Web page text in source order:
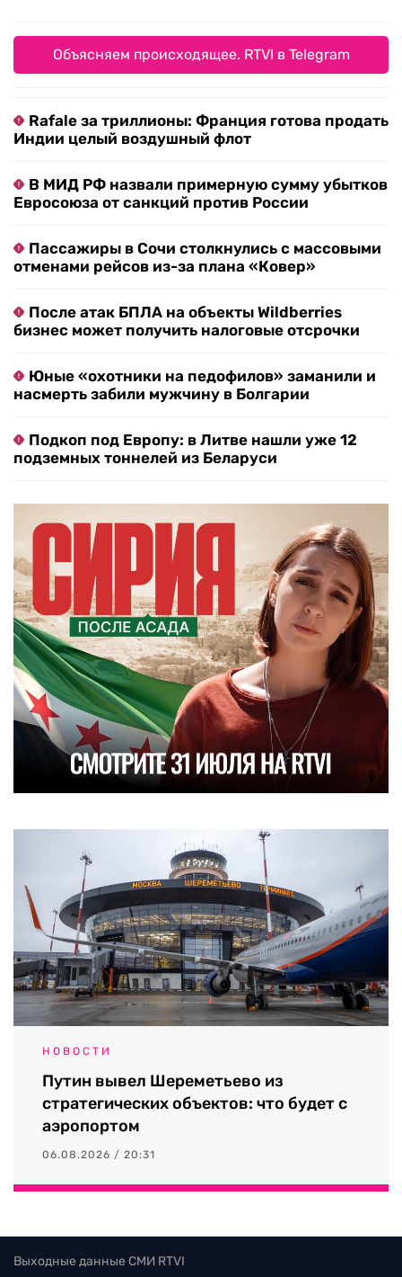
Объясняем происходящее. RTVI в Telegram
Rafale за триллионы: Франция готова продать
Индии целый воздушный флот
В МИД РФ назвали примерную сумму убытков
Евросоюза от санкций против России
Пассажиры в Сочи столкнулись с массовыми
отменами рейсов из-за плана «Ковер»
После атак БПЛА на объекты Wildberries
бизнес может получить налоговые отсрочки
Юные «охотники на педофилов» заманили и
насмерть забили мужчину в Болгарии
Подкоп под Европу: в Литве нашли уже 12
подземных тоннелей из Беларуси
НОВОСТИ
Путин вывел Шереметьево из
стратегических объектов: что будет с
аэропортом
06.08.2026 / 20:31
Выходные данные СМИ RTVI